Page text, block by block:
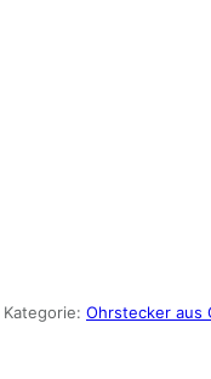
Kategorie: Ohrstecker aus